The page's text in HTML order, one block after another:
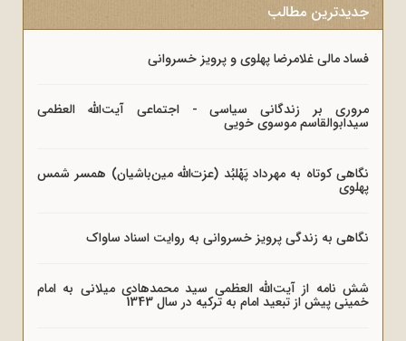
جدیدترین مطالب
فساد مالی غلامرضا پهلوی و پرویز خسروانی
مروری بر زندگانی سیاسی - اجتماعی آیت‌الله العظمی
سیدابوالقاسم موسوی خویی
نگاهی کوتاه به مهرداد پَهْلبُد (عزت‌الله مین‌باشیان) همسر شمس
پهلوی
نگاهی به زندگی پرویز خسروانی به روایت اسناد ساواک
شش نامه از آیت‌الله العظمی سید محمدهادی میلانی به امام
خمینی پیش از تبعید امام به ترکیه در سال 1343